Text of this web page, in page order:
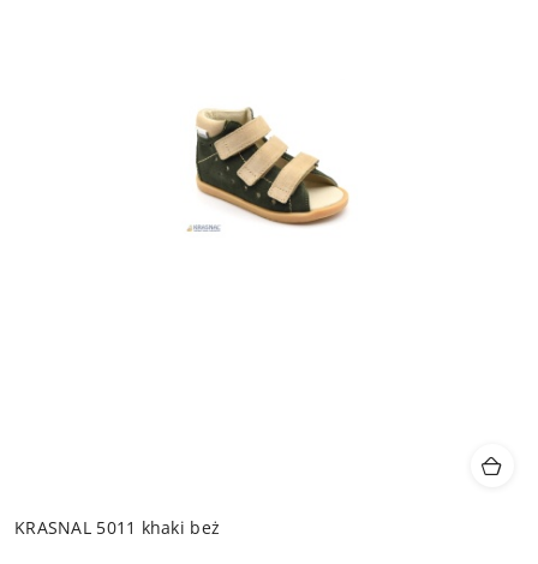
KRASNAL 5011 khaki beż